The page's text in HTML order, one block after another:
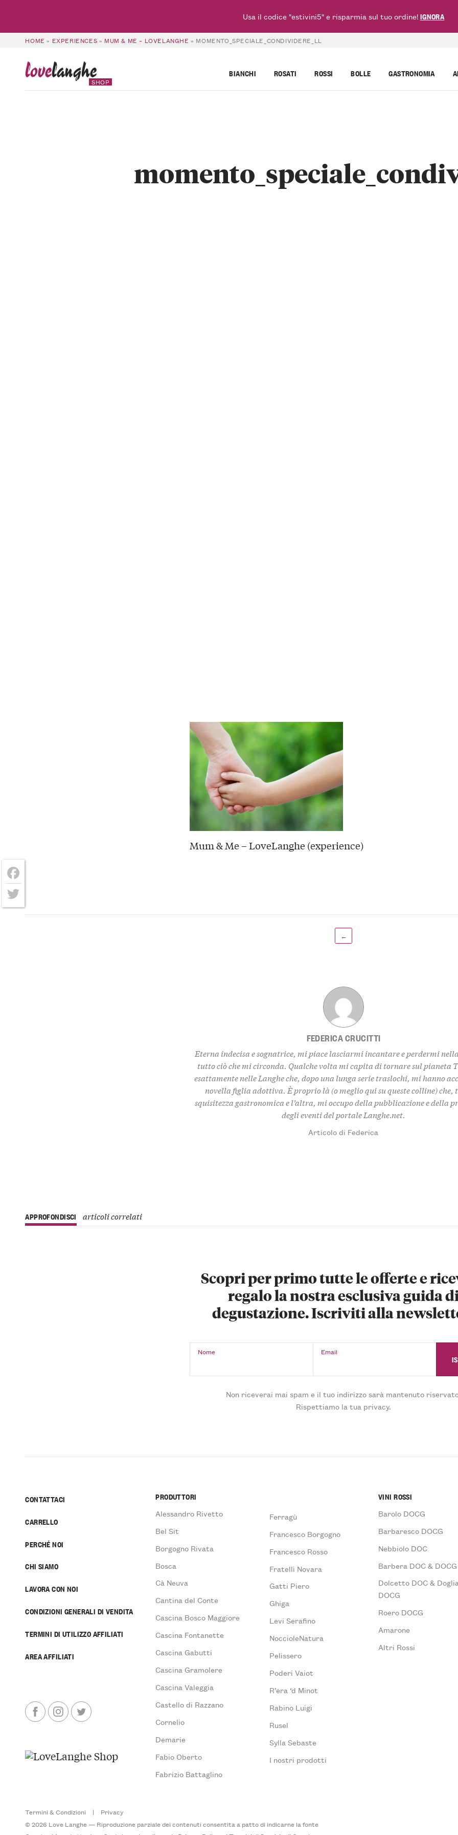
HOME » EXPERIENCES » MUM & ME – LOVELANGHE » MOMENTO_SPECIALE_CONDIVIDERE_LL
lovelanghe
SHOP
BIANCHI ROSATI ROSSI BOLLE GASTRONOMIA
Mum & Me – LoveLanghe (experience)
←
FEDERICA CRUCITTI
Eterna indecisa e sognatrice, mi piace lasciarmi incantare e perdermi
tutto ciò che mi circonda. Qualche volta mi capita di tornare sul pianeta
esattamente nelle Langhe che, dopo una lunga serie traslochi, mi hanno
novella figlia adottiva. È proprio là (o meglio qui su queste colline) che,
squisitezza gastronomica e l’altra, mi occupo della pubblicazione e della
degli eventi del portale Langhe.net.
Articolo di Federica
APPROFONDISCI articoli correlati
Scopri per primo tutte le offerte e
regalo la nostra esclusiva guida di
degustazione. Iscriviti alla
Nome Email
Non riceverai mai spam e il tuo indirizzo sarà mantenuto
Rispettiamo la tua privacy.
CONTATTACI
CARRELLO
PERCHÉ NOI
CHI SIAMO
LAVORA CON NOI
CONDIZIONI GENERALI DI VENDITA
TERMINI DI UTILIZZO AFFILIATI
AREA AFFILIATI
PRODUTTORI
Alessandro Rivetto
Bel Sit
Borgogno Rivata
Bosca
Cà Neuva
Cantina del Conte
Cascina Bosco Maggiore
Cascina Fontanette
Cascina Gabutti
Cascina Gramolere
Cascina Valeggia
Castello di Razzano
Cornelio
Demarie
Fabio Oberto
Fabrizio Battaglino
Ferragù
Francesco Borgogno
Francesco Rosso
Fratelli Novara
Gatti Piero
Ghiga
Levi Serafino
NoccioleNatura
Pelissero
Poderi Vaiot
R’era ‘d Minot
Rabino Luigi
Rusel
Sylla Sebaste
I nostri prodotti
VINI ROSSI
Barolo DOCG
Barbaresco DOCG
Nebbiolo DOC
Barbera DOC & DOCG
Dolcetto DOC &
DOCG
Roero DOCG
Amarone
Altri Rossi
Termini & Condizioni |
Privacy
© 2026 Love Langhe — Riproduzione parziale dei contenuti consentita a patto di indicarne la fonte
Facebook
Twitter
Usa il codice "estivini5" e risparmia sul tuo ordine!IGNORA